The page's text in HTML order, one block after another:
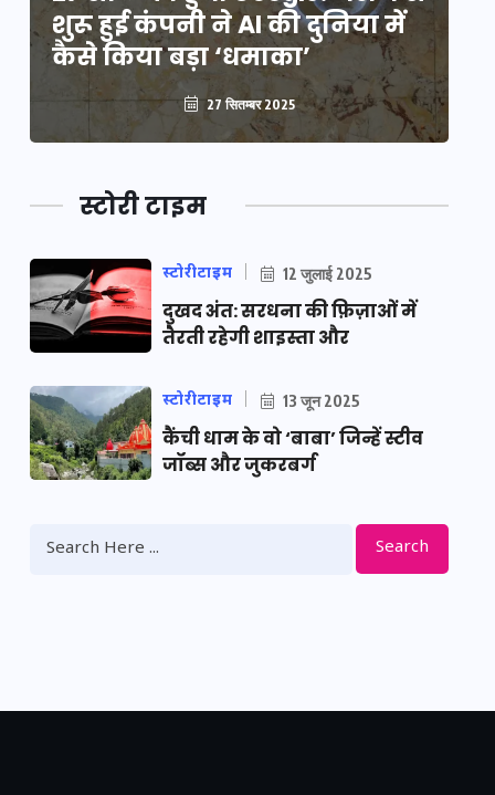
शुरू हुई कंपनी ने AI की दुनिया में
कैसे किया बड़ा ‘धमाका’
27 सितम्बर 2025
स्टोरी टाइम
स्टोरीटाइम 12 जुलाई 2025
दुखद अंत: सरधना की फ़िज़ाओं में
तैरती रहेगी शाइस्ता और
स्टोरीटाइम 13 जून 2025
कैंची धाम के वो ‘बाबा’ जिन्हें स्टीव
जॉब्स और जुकरबर्ग
Search